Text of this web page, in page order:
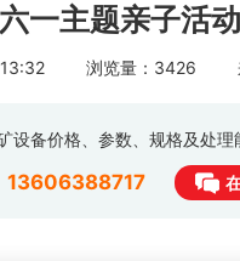
一主题亲子活
浏览量：3426
备价格、参数、规格及处理
13606388717